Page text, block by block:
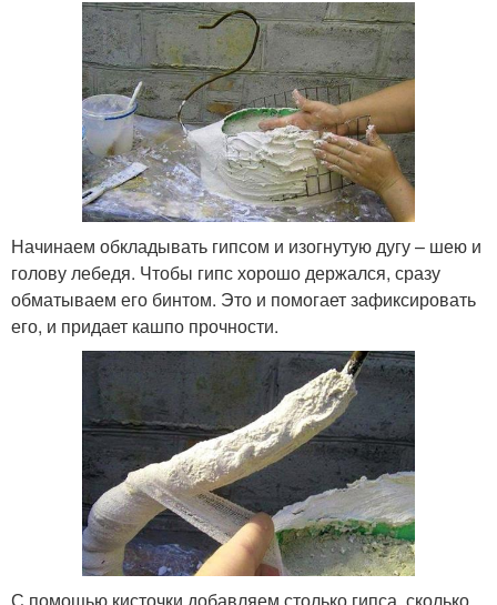
Начинаем обкладывать гипсом и изогнутую дугу – шею и
голову лебедя. Чтобы гипс хорошо держался, сразу
обматываем его бинтом. Это и помогает зафиксировать
его, и придает кашпо прочности.